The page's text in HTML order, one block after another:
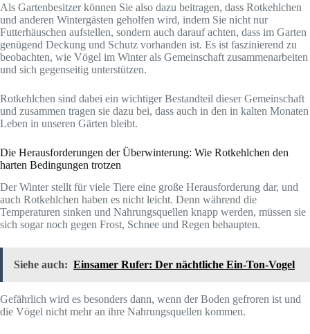
Als Gartenbesitzer können Sie also dazu beitragen, dass Rotkehlchen
und anderen Wintergästen geholfen wird, indem Sie nicht nur
Futterhäuschen aufstellen, sondern auch darauf achten, dass im Garten
genügend Deckung und Schutz vorhanden ist. Es ist faszinierend zu
beobachten, wie Vögel im Winter als Gemeinschaft zusammenarbeiten
und sich gegenseitig unterstützen.
Rotkehlchen sind dabei ein wichtiger Bestandteil dieser Gemeinschaft
und zusammen tragen sie dazu bei, dass auch in den in kalten Monaten
Leben in unseren Gärten bleibt.
Die Herausforderungen der Überwinterung: Wie Rotkehlchen den
harten Bedingungen trotzen
Der Winter stellt für viele Tiere eine große Herausforderung dar, und
auch Rotkehlchen haben es nicht leicht. Denn während die
Temperaturen sinken und Nahrungsquellen knapp werden, müssen sie
sich sogar noch gegen Frost, Schnee und Regen behaupten.
Siehe auch: Einsamer Rufer: Der nächtliche Ein-Ton-Vogel
Gefährlich wird es besonders dann, wenn der Boden gefroren ist und
die Vögel nicht mehr an ihre Nahrungsquellen kommen.